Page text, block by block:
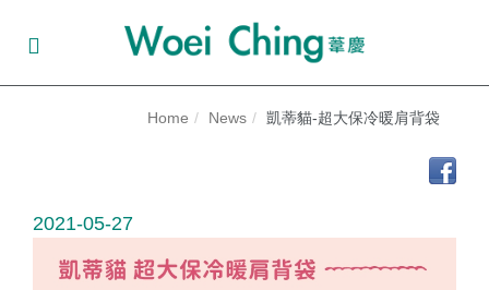
Home News 凱蒂貓-超大保冷暖肩背袋
2021-05-27